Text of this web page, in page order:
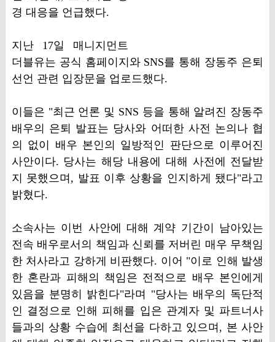
경 대응을 언급했다.
지난 17일 매니지먼트
더블유는 공식 홈페이지와 SNS를 통해 장동주 은퇴
선언 관련 입장문을 업로드했다.
이들은 "최근 언론 및 SNS 등을 통해 알려진 장동주
배우의 은퇴 발표는 당사와 어떠한 사전 논의나 협
의 없이 배우 본인의 일방적인 판단으로 이루어진
사안이다. 당사는 해당 내용에 대해 사전에 전달받
지 못했으며, 발표 이후 상황을 인지하게 됐다"라고
밝혔다.
소속사는 이번 사안에 대해 계약 기간이 남아있는
전속 배우로서의 책임과 신뢰를 저버린 매우 무책임
한 처사라고 강하게 비판했다. 이어 "이로 인해 발생
한 혼란과 피해의 책임은 전적으로 배우 본인에게
있음을 분명히 밝힌다"라며 "당사는 배우의 독단적
인 결정으로 인해 피해를 입은 관계자 및 파트너사
들과의 상황 수습에 최선을 다하고 있으며, 본 사안